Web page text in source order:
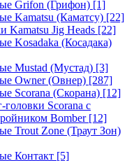
Grifon (Грифон) [1]
Kamatsu (Каматсу) [22]
Kamatsu Jig Heads [22]
Kosadaka (Косадака)
Mustad (Мустад) [3]
Owner (Овнер) [287]
Scorana (Скорана) [12]
Scorana с
Bomber[12]
Trout Zone (Траут Зон)
Контакт [5]